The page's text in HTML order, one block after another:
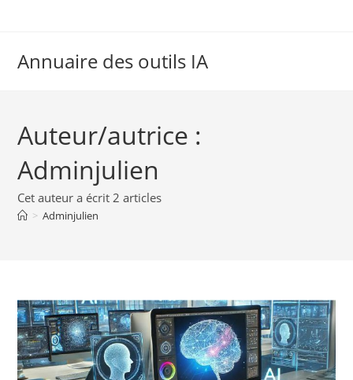
Annuaire des outils IA
Auteur/autrice :
Adminjulien
Cet auteur a écrit 2 articles
> Adminjulien